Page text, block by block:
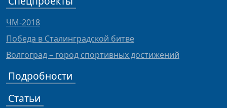
ЧМ-2018
Победа в Сталинградской битве
Волгоград – город спортивных достижений
Подробности
Статьи